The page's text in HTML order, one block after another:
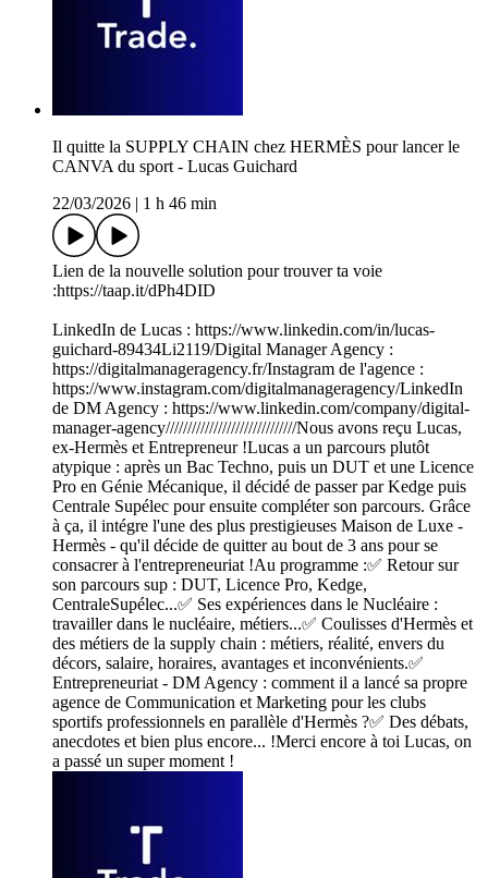
Il quitte la SUPPLY CHAIN chez HERMÈS pour lancer le
CANVA du sport - Lucas Guichard
22/03/2026
1 h 46 min
Lien de la nouvelle solution pour trouver ta voie
:https://taap.it/dPh4DID
LinkedIn de Lucas : https://www.linkedin.com/in/lucas-
guichard-89434Li2119/Digital Manager Agency :
https://digitalmanageragency.fr/Instagram de l'agence :
https://www.instagram.com/digitalmanageragency/LinkedIn
de DM Agency : https://www.linkedin.com/company/digital-
manager-agency//////////////////////////////Nous avons reçu Lucas,
ex-Hermès et Entrepreneur !Lucas a un parcours plutôt
atypique : après un Bac Techno, puis un DUT et une Licence
Pro en Génie Mécanique, il décidé de passer par Kedge puis
Centrale Supélec pour ensuite compléter son parcours. Grâce
à ça, il intégre l'une des plus prestigieuses Maison de Luxe -
Hermès - qu'il décide de quitter au bout de 3 ans pour se
consacrer à l'entrepreneuriat !Au programme :✅ Retour sur
son parcours sup : DUT, Licence Pro, Kedge,
CentraleSupélec...✅ Ses expériences dans le Nucléaire :
travailler dans le nucléaire, métiers...✅ Coulisses d'Hermès et
des métiers de la supply chain : métiers, réalité, envers du
décors, salaire, horaires, avantages et inconvénients.✅
Entrepreneuriat - DM Agency : comment il a lancé sa propre
agence de Communication et Marketing pour les clubs
sportifs professionnels en parallèle d'Hermès ?✅ Des débats,
anecdotes et bien plus encore... !Merci encore à toi Lucas, on
a passé un super moment !